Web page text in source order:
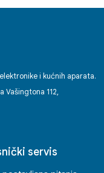
i kućnih aparata.
Vašingtona 112,
servis